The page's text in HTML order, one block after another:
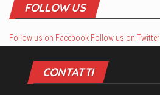
FOLLOW US
Follow us on Facebook Follow us on Twitter
CONTATTI